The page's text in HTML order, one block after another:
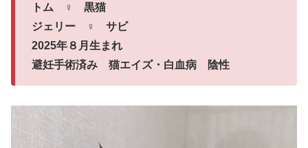
トム ♀ 黒猫
ジェリー ♀ サビ
2025年８月生まれ
避妊手術済み 猫エイズ・白血病 陰性